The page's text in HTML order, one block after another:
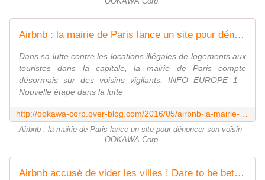
Airbnb : la mairie de Paris lance un site pour dénoncer son voisin - OOKAWA Corp.
Dans sa lutte contre les locations illégales de logements aux
touristes dans la capitale, la mairie de Paris compte
désormais sur des voisins vigilants. INFO EUROPE 1 -
Nouvelle étape dans la lutte
Airbnb : la mairie de Paris lance un site pour dénoncer son voisin -
OOKAWA Corp.
Airbnb accusé de vider les villes ! Dare to be better ? Ok ! - OOKAWA Corp.